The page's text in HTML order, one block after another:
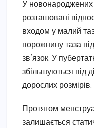
У новонароджених
розташовані
входом у малий
порожнину таза
зв’язок. У
збільшуються під
дорослих розмірів.
Протягом
залишається